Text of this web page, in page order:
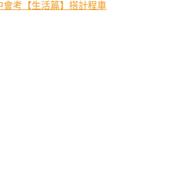
會考【生活篇】搭計程車